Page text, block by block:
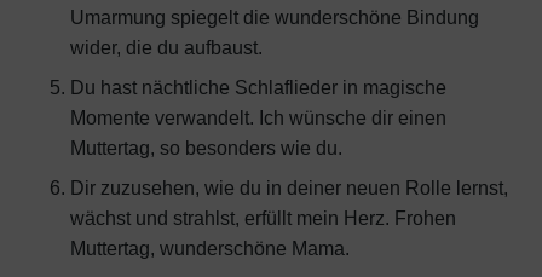
Umarmung spiegelt die wunderschöne Bindung
wider, die du aufbaust.
Du hast nächtliche Schlaflieder in magische
Momente verwandelt. Ich wünsche dir einen
Muttertag, so besonders wie du.
Dir zuzusehen, wie du in deiner neuen Rolle lernst,
wächst und strahlst, erfüllt mein Herz. Frohen
Muttertag, wunderschöne Mama.